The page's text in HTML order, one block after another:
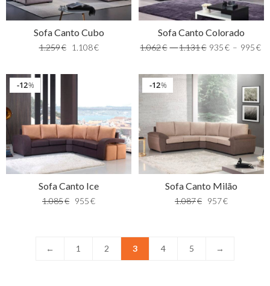
Sofa Canto Cubo
1.259€ 1.108€
Sofa Canto Colorado
1.062€ –1.131€ 935 € – 995 €
%
12
Sofa Canto Ice
1.085€ 955€
%
12
Sofa Canto Milão
1.087€ 957€
← 1 2 3 4 5 →